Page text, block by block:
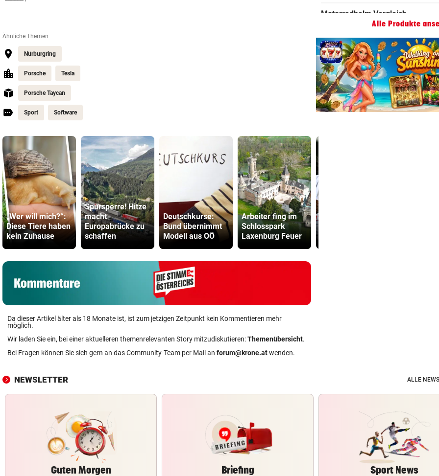
Ähnliche Themen
Nürburgring
Porsche Tesla
Porsche Taycan
Sport Software
„Wer will mich?“:
Diese Tiere haben
kein Zuhause
Spursperre! Hitze
macht
Europabrücke zu
schaffen
Deutschkurse:
Bund übernimmt
Modell aus OÖ
Arbeiter fing im
Schlosspark
Laxenburg Feuer
Da dieser Artikel älter als 18 Monate ist, ist zum jetzigen Zeitpunkt kein Kommentieren mehr
möglich.
Wir laden Sie ein, bei einer aktuelleren themenrelevanten Story mitzudiskutieren:Themenübersicht.
Bei Fragen können Sie sich gern an das Community-Team per Mail an forum@krone.atwenden.
Alle Produkte
NEWSLETTER ALLE
Guten Morgen Briefing Sport News